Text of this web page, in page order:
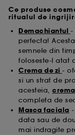
Ce produse
ritualul de
Demachiantul -
perfecta!
semnele din
foloseste-l atat
Crema de zi -
si un strat de
acesteia,
completa de
Masca faciala
data sau de
mai indragite